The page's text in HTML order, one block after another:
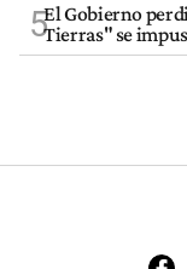
5El Gobierno
Tierras" se